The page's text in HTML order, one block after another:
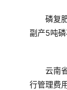
磷复肥
副产5吨
云南省
行管理费